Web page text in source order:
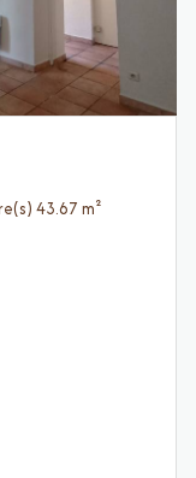
Appartement 2 pièce(s) 1 chambre(s) 43.67 m²